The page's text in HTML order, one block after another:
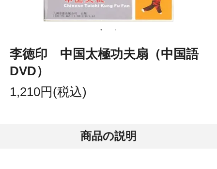
李徳印 中国太極功夫扇（中国語
DVD）
1,210円(税込)
商品の説明